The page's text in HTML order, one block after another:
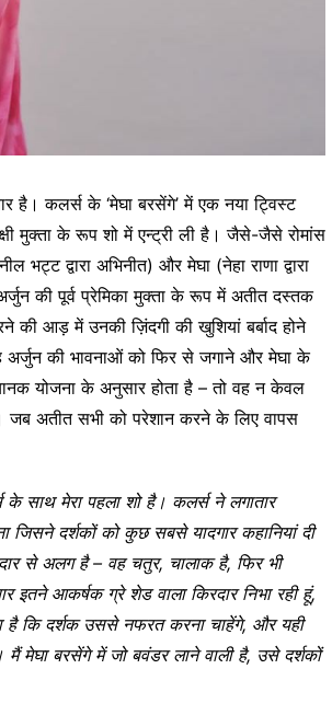
है। कलर्स के ‘मेघा बरसेंगे’ में एक नया ट्विस्ट
मुक्ता के रूप शो में एन्ट्री ली है। जैसे-जैसे रोमांस
द्वारा अभिनीत) और मेघा (नेहा राणा द्वारा
की पूर्व प्रेमिका मुक्ता के रूप में अतीत दस्तक
आड़ में उनकी ज़िंदगी की खुशियां बर्बाद होने
की भावनाओं को फिर से जगाने और मेघा के
योजना के अनुसार होता है – तो वह न केवल
जब अतीत सभी को परेशान करने के लिए वापस
के साथ मेरा पहला शो है। कलर्स ने लगातार
दर्शकों को कुछ सबसे यादगार कहानियां दी
से अलग है – वह चतुर, चालाक है, फिर भी
इतने आकर्षक ग्रे शेड वाला किरदार निभा रही हूं,
​​है कि दर्शक उससे नफरत करना चाहेंगे, और यही
मेघा बरसेंगे में जो बवंडर लाने वाली है, उसे दर्शकों